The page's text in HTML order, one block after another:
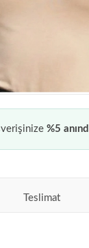
%5
Teslimat